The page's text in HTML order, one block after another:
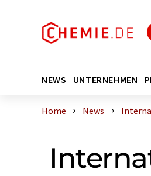
NEWS UNTERNEHMEN
Home News